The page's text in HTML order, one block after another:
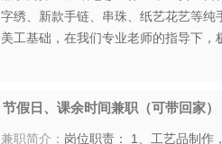
字绣、新款手链、串珠、纸艺花艺等
美工基础，在我们专业老师的指导下，
节假日、课余时间兼职（可带回家）
兼职简介： 岗位职责： 1、工艺品制作